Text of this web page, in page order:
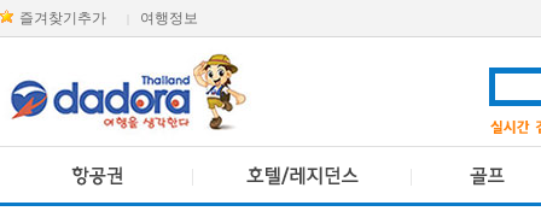
즐겨찾기추가 여행정보